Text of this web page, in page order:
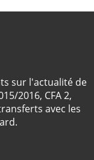
sur l'actualité de
2016, CFA 2,
avec les